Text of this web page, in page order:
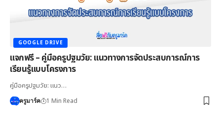
GOOGLE DRIVE
แจกฟรี – คู่มือครูปฐมวัย: แนวทางการจัดประสบการณ์การ
เรียนรู้แบบโครงการ
คู่มือครูปฐมวัย: แนว…
ครูมาร์ค 1 Min Read